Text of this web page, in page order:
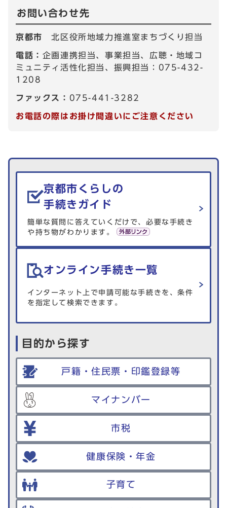
お問い合わせ先
京都市北区役所地域力推進室まちづくり担当
電話： 企画連携担当、事業担当、広聴・地域コ
ミュニティ活性化担当、振興担当：075-432-
1208
ファックス： 075-441-3282
お電話の際はお掛け間違いにご注意ください
生活情報を探す
京都市くらしの
手続きガイド
簡単な質問に答えていくだけで、必要な手続き
や持ち物がわかります。
オンライン手続き一覧
インターネット上で申請可能な手続きを、条件
を指定して検索できます。
目的から探す
戸籍・住民票・印鑑登録等
マイナンバー
市税
健康保険・年金
子育て